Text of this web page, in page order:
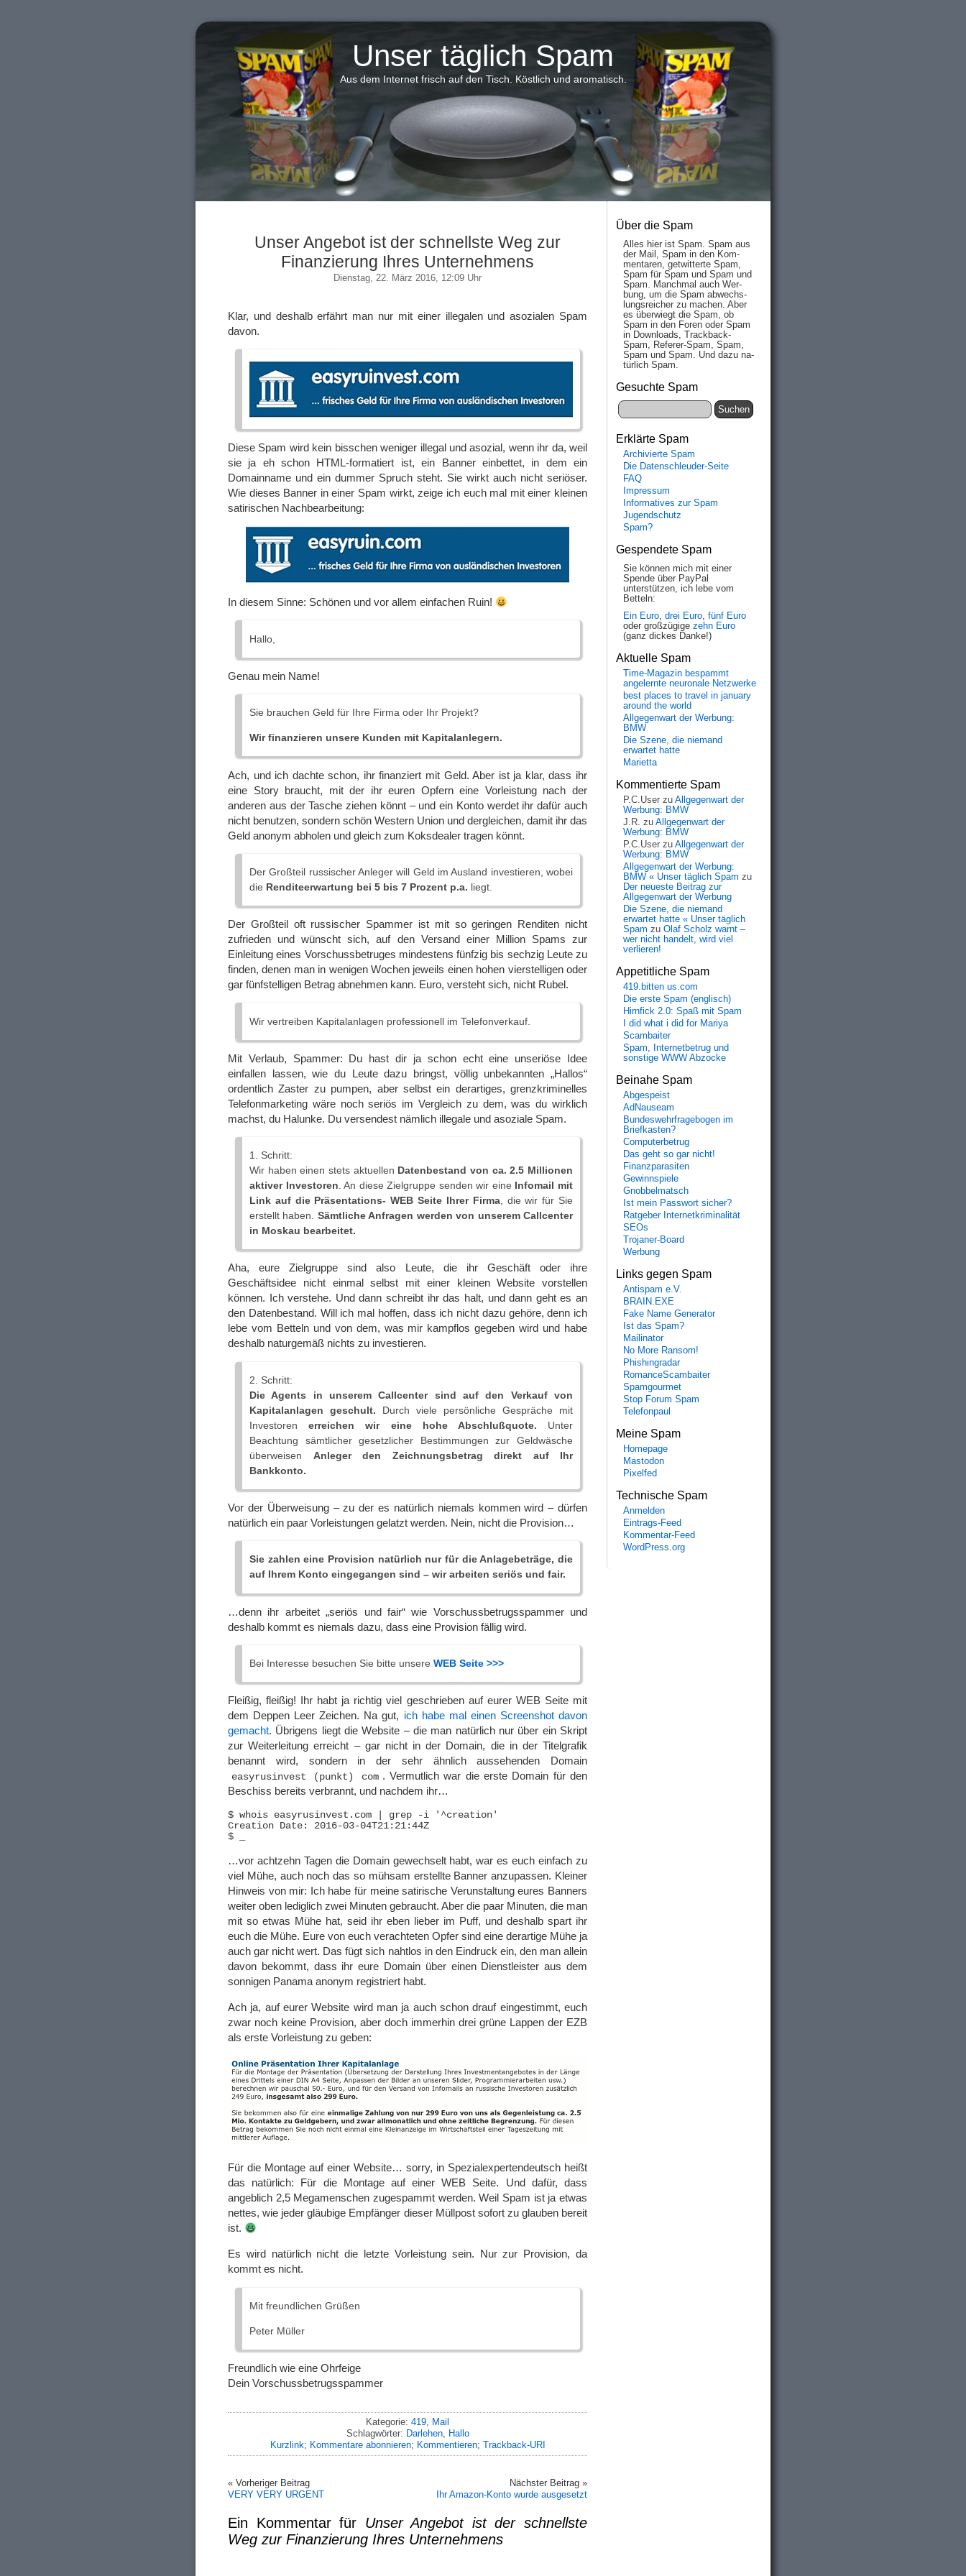
Unser täglich Spam
Aus dem Internet frisch auf den Tisch. Köstlich und aromatisch.
Unser Angebot ist der schnellste Weg zur
Finanzierung Ihres Unternehmens
Dienstag, 22. März 2016, 12:09 Uhr
Klar, und deshalb erfährt man nur mit einer illegalen und asozialen Spam
davon.
Diese Spam wird kein bisschen weniger illegal und asozial, wenn ihr da, weil
sie ja eh schon HTML-formatiert ist, ein Banner einbettet, in dem ein
Domainname und ein dummer Spruch steht. Sie wirkt auch nicht seriöser.
Wie dieses Banner in einer Spam wirkt, zeige ich euch mal mit einer kleinen
satirischen Nachbearbeitung:
In diesem Sinne: Schönen und vor allem einfachen Ruin!
Hallo,
Genau mein Name!
Sie brauchen Geld für Ihre Firma oder Ihr Projekt?
Wir finanzieren unsere Kunden mit Kapitalanlegern.
Ach, und ich dachte schon, ihr finanziert mit Geld. Aber ist ja klar, dass ihr
eine Story braucht, mit der ihr euren Opfern eine Vorleistung nach der
anderen aus der Tasche ziehen könnt – und ein Konto werdet ihr dafür auch
nicht benutzen, sondern schön Western Union und dergleichen, damit ihr das
Geld anonym abholen und gleich zum Koksdealer tragen könnt.
Der Großteil russischer Anleger will Geld im Ausland investieren, wobei
die Renditeerwartung bei 5 bis 7 Prozent p.a. liegt.
Der Großteil oft russischer Spammer ist mit so geringen Renditen nicht
zufrieden und wünscht sich, auf den Versand einer Million Spams zur
Einleitung eines Vorschussbetruges mindestens fünfzig bis sechzig Leute zu
finden, denen man in wenigen Wochen jeweils einen hohen vierstelligen oder
gar fünfstelligen Betrag abnehmen kann. Euro, versteht sich, nicht Rubel.
Wir vertreiben Kapitalanlagen professionell im Telefonverkauf.
Mit Verlaub, Spammer: Du hast dir ja schon echt eine unseriöse Idee
einfallen lassen, wie du Leute dazu bringst, völlig unbekannten „Hallos“
ordentlich Zaster zu pumpen, aber selbst ein derartiges, grenzkriminelles
Telefonmarketing wäre noch seriös im Vergleich zu dem, was du wirklich
machst, du Halunke. Du versendest nämlich illegale und asoziale Spam.
1. Schritt:
Wir haben einen stets aktuellen Datenbestand von ca. 2.5 Millionen
aktiver Investoren . An diese Zielgruppe senden wir eine Infomail mit
Link auf die Präsentations- WEB Seite Ihrer Firma, die wir für Sie
erstellt haben. Sämtliche Anfragen werden von unserem Callcenter
in Moskau bearbeitet.
Aha, eure Zielgruppe sind also Leute, die ihr Geschäft oder ihre
Geschäftsidee nicht einmal selbst mit einer kleinen Website vorstellen
können. Ich verstehe. Und dann schreibt ihr das halt, und dann geht es an
den Datenbestand. Will ich mal hoffen, dass ich nicht dazu gehöre, denn ich
lebe vom Betteln und von dem, was mir kampflos gegeben wird und habe
deshalb naturgemäß nichts zu investieren.
2. Schritt:
Die Agents in unserem Callcenter sind auf den Verkauf von
Kapitalanlagen geschult. Durch viele persönliche Gespräche mit
Investorenerreichen wir eine hohe Abschlußquote. Unter
Beachtung sämtlicher gesetzlicher Bestimmungen zur Geldwäsche
überweisen Anleger den Zeichnungsbetrag direkt auf Ihr
Bankkonto.
Vor der Überweisung – zu der es natürlich niemals kommen wird – dürfen
natürlich ein paar Vorleistungen gelatzt werden. Nein, nicht die Provision…
Sie zahlen eine Provision natürlich nur für die Anlagebeträge, die
auf Ihrem Konto eingegangen sind – wir arbeiten seriös und fair.
…denn ihr arbeitet „seriös und fair“ wie Vorschussbetrugsspammer und
deshalb kommt es niemals dazu, dass eine Provision fällig wird.
Bei Interesse besuchen Sie bitte unsere WEB Seite >>>
Fleißig, fleißig! Ihr habt ja richtig viel geschrieben auf eurer WEB Seite mit
dem Deppen Leer Zeichen. Na gut, ich habe mal einen Screenshot davon
gemacht. Übrigens liegt die Website – die man natürlich nur über ein Skript
zur Weiterleitung erreicht – gar nicht in der Domain, die in der Titelgrafik
benannt wird, sondern in der sehr ähnlich aussehenden Domain
easyrusinvest (punkt) com . Vermutlich war die erste Domain für den
Beschiss bereits verbrannt, und nachdem ihr…
$ whois easyrusinvest.com | grep -i '^creation'
Creation Date: 2016-03-04T21:21:44Z
…vor achtzehn Tagen die Domain gewechselt habt, war es euch einfach zu
viel Mühe, auch noch das so mühsam erstellte Banner anzupassen. Kleiner
Hinweis von mir: Ich habe für meine satirische Verunstaltung eures Banners
weiter oben lediglich zwei Minuten gebraucht. Aber die paar Minuten, die man
mit so etwas Mühe hat, seid ihr eben lieber im Puff, und deshalb spart ihr
euch die Mühe. Eure von euch verachteten Opfer sind eine derartige Mühe ja
auch gar nicht wert. Das fügt sich nahtlos in den Eindruck ein, den man allein
davon bekommt, dass ihr eure Domain über einen Dienstleister aus dem
sonnigen Panama anonym registriert habt.
Ach ja, auf eurer Website wird man ja auch schon drauf eingestimmt, euch
zwar noch keine Provision, aber doch immerhin drei grüne Lappen der EZB
als erste Vorleistung zu geben:
Für die Montage auf einer Website… sorry, in Spezialexpertendeutsch heißt
das natürlich: Für die Montage auf einer WEB Seite. Und dafür, dass
angeblich 2,5 Megamenschen zugespammt werden. Weil Spam ist ja etwas
nettes, wie jeder gläubige Empfänger dieser Müllpost sofort zu glauben bereit
ist.
Es wird natürlich nicht die letzte Vorleistung sein. Nur zur Provision, da
kommt es nicht.
Mit freundlichen Grüßen
Peter Müller
Freundlich wie eine Ohrfeige
Dein Vorschussbetrugsspammer
Kategorie: 419, Mail
Schlagwörter: Darlehen, Hallo
Kurzlink; Kommentare abonnieren; Kommentieren; Trackback-URI
« Vorheriger Beitrag
VERY VERY URGENT
Nächster Beitrag »
Ihr Amazon-Konto wurde ausgesetzt
Ein Kommentar für Unser Angebot ist der schnellste
Weg zur Finanzierung Ihres Unternehmens
Über die Spam
Alles hier ist Spam. Spam aus
der Mail, Spam in den Kom­
men­taren, ge­twit­ter­te Spam,
Spam für Spam und Spam und
Spam. Manch­mal auch Wer­
bung, um die Spam ab­wechs­
lungs­reich­er zu mach­en. Aber
es über­wiegt die Spam, ob
Spam in den Fo­ren oder Spam
in Down­loads, Track­back-
Spam, Re­fe­rer-Spam, Spam,
Spam und Spam. Und da­zu na­
tür­lich Spam.
Gesuchte Spam
Erklärte Spam
Archivierte Spam
Die Datenschleuder-Seite
FAQ
Impressum
Informatives zur Spam
Jugendschutz
Spam?
Gespendete Spam
Sie können mich mit einer
Spende über PayPal
unterstützen, ich lebe vom
Betteln:
Ein Euro, drei Euro, fünf Euro
oder großzügige zehn Euro
(ganz dickes Danke!)
Aktuelle Spam
Time-Magazin bespammt
angelernte neuronale Netzwerke
best places to travel in january
around the world
Allgegenwart der Werbung:
BMW
Die Szene, die niemand
erwartet hatte
Marietta
Kommentierte Spam
P.C.User zu Allgegenwart der
Werbung: BMW
J.R. zu Allgegenwart der
Werbung: BMW
P.C.User zu Allgegenwart der
Werbung: BMW
Allgegenwart der Werbung:
BMW « Unser täglich Spam zu
Der neueste Beitrag zur
Allgegenwart der Werbung
Die Szene, die niemand
erwartet hatte « Unser täglich
Spam zu Olaf Scholz warnt –
wer nicht handelt, wird viel
verlieren!
Appetitliche Spam
419.bitten us.com
Die erste Spam (englisch)
Hirnfick 2.0: Spaß mit Spam
I did what i did for Mariya
Scambaiter
Spam, Internetbetrug und
sonstige WWW Abzocke
Beinahe Spam
Abgespeist
AdNauseam
Bundeswehrfragebogen im
Briefkasten?
Computerbetrug
Das geht so gar nicht!
Finanzparasiten
Gewinnspiele
Gnobbelmatsch
Ist mein Passwort sicher?
Ratgeber Internetkriminalität
SEOs
Trojaner-Board
Werbung
Links gegen Spam
Antispam e.V.
BRAIN.EXE
Fake Name Generator
Ist das Spam?
Mailinator
No More Ransom!
Phishingradar
RomanceScambaiter
Spamgourmet
Stop Forum Spam
Telefonpaul
Meine Spam
Homepage
Mastodon
Pixelfed
Technische Spam
Anmelden
Eintrags-Feed
Kommentar-Feed
WordPress.org